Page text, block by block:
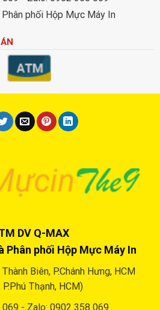
phối Hộp Mực Máy In
DV Q-MAX
Phân phối Hộp Mực Máy In
Biên, P.Chánh Hưng, HCM
Thạnh, HCM)
- Zalo: 0902 358 069